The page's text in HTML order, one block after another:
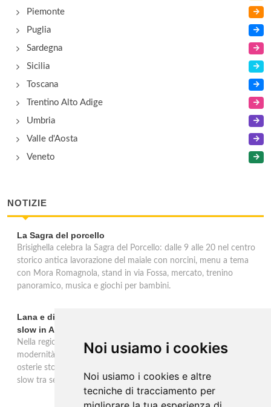
Noi usiamo i cookies
Noi usiamo i cookies e altre
tecniche di tracciamento per
Piemonte
Puglia
Sardegna
Sicilia
Toscana
Trentino Alto Adige
Umbria
Valle d'Aosta
Veneto
NOTIZIE
La Sagra del porcello
Brisighella celebra la Sagra del Porcello: dalle 9 alle 20 nel centro
storico antica lavorazione del maiale con norcini, menu a tema
con Mora Romagnola, stand in via Fossa, mercato, trenino
panoramico, musica e giochi per bambini.
Lana e dintorni: Törggelen, vini d'eccellenza e vacanze
slow in Alto Adige
Nella regione di Lana in Alto Adige tradizione contadina e
modernità si fondono in un'esperienza autentica. Törggelen nelle
osterie storiche, vini da antiche tradizioni vitivinicole e vacanze
slow tra sentieri delle rogge e produttori locali.